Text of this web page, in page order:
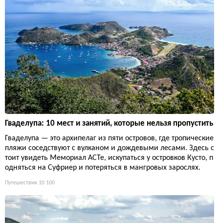
Гваделупа: 10 мест и занятий, которые нельзя пропустить
Гваделупа — это архипелаг из пяти островов, где тропические
пляжи соседствуют с вулканом и дождевыми лесами. Здесь с
тоит увидеть Мемориал ACTe, искупаться у островков Кусто, п
одняться на Суфриер и потеряться в мангровых зарослях.
Путешествия 10 100